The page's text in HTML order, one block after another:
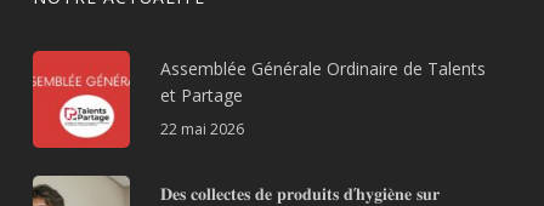
Assemblée Générale Ordinaire de Talents
et Partage
22 mai 2026
𝐃𝐞𝐬 𝐜𝐨𝐥𝐥𝐞𝐜𝐭𝐞𝐬 𝐝𝐞 𝐩𝐫𝐨𝐝𝐮𝐢𝐭𝐬 𝐝’𝐡𝐲𝐠𝐢𝐞̀𝐧𝐞 𝐬𝐮𝐫